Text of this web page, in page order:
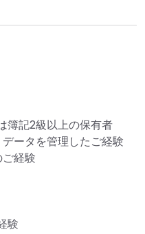
簿記2級以上の保有者
ータを管理したご経験
経験
験